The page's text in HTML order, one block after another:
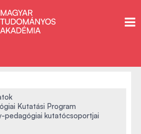
Kutatási Program
pedagógiai kutatócsoportjai